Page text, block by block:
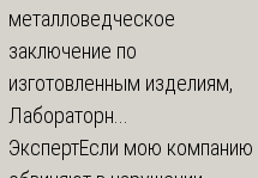
металловедческое
заключение по
изготовленным изделиям,
Лабораторн...
ЭкспертЕсли мою компанию